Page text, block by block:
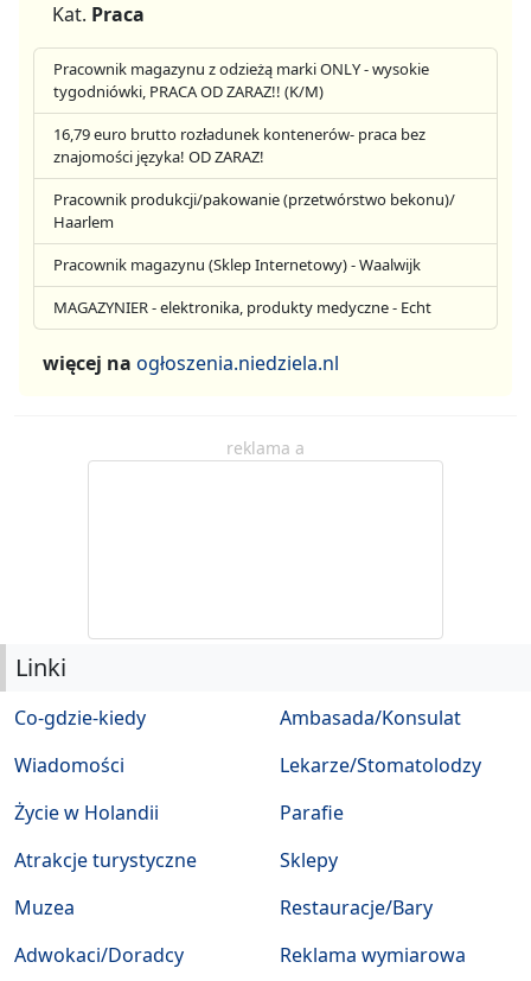
Kat. Praca
Pracownik magazynu z odzieżą marki ONLY - wysokie
tygodniówki, PRACA OD ZARAZ!! (K/M)
16,79 euro brutto rozładunek kontenerów- praca bez
znajomości języka! OD ZARAZ!
Pracownik produkcji/pakowanie (przetwórstwo bekonu)/
Haarlem
Pracownik magazynu (Sklep Internetowy) - Waalwijk
MAGAZYNIER - elektronika, produkty medyczne - Echt
więcej na ogłoszenia.niedziela.nl
reklama a
Linki
Co-gdzie-kiedy
Wiadomości
Życie w Holandii
Atrakcje turystyczne
Muzea
Ambasada/Konsulat
Lekarze/Stomatolodzy
Parafie
Sklepy
Restauracje/Bary
Adwokaci/Doradcy
Reklama wymiarowa